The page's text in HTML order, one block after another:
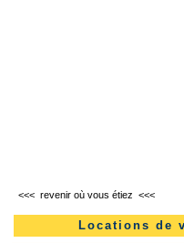
<<< revenir où vous étiez <<<
Locations de